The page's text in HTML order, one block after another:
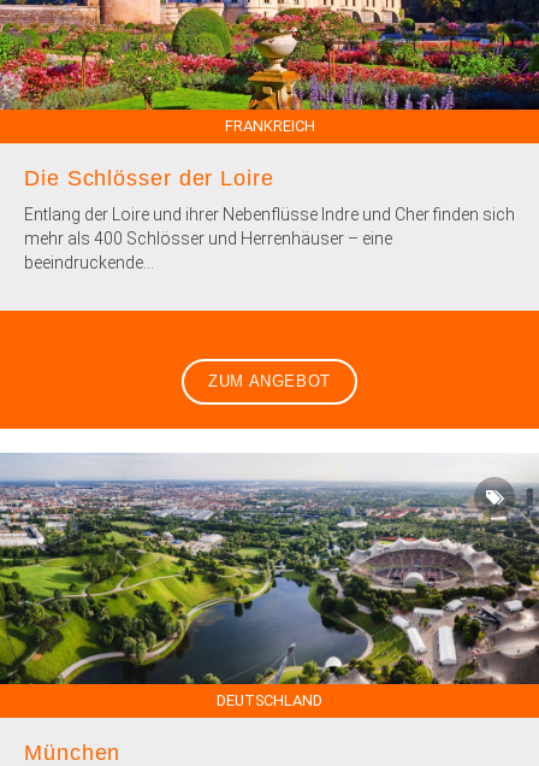
FRANKREICH
Die Schlösser der Loire
Entlang der Loire und ihrer Nebenflüsse Indre und Cher finden sich
mehr als 400 Schlösser und Herrenhäuser – eine
beeindruckende...
ZUM ANGEBOT
DEUTSCHLAND
München